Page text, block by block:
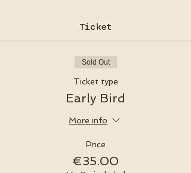
Ticket
Sold Out
Ticket type
Early Bird
More info
Price
€35.00